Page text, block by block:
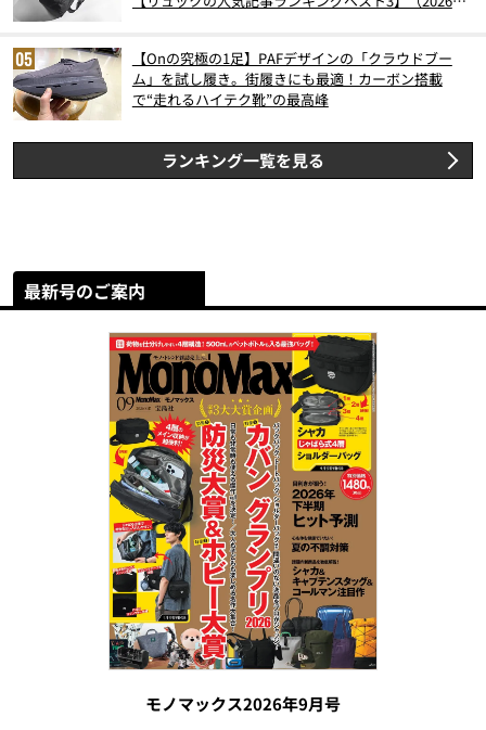
【Onの究極の1足】PAFデザインの「クラウドブー
ム」を試し履き。街履きにも最適！カーボン搭載
で“走れるハイテク靴”の最高峰
ランキング一覧を見る
最新号のご案内
モノマックス2026年9月号